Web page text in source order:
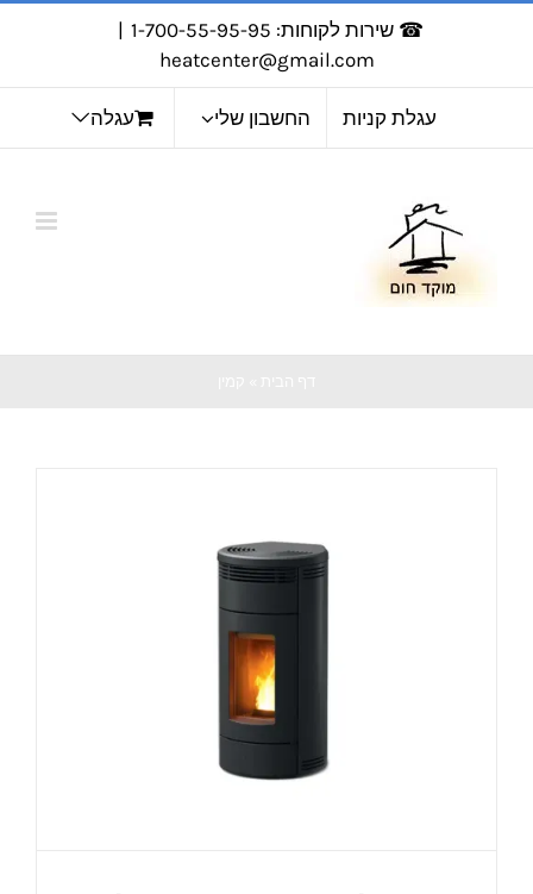
☎ שירות לקוחות: 1-700-55-95-95
|
heatcenter@gmail.com
עגלת קניות החשבון שלי עגלה